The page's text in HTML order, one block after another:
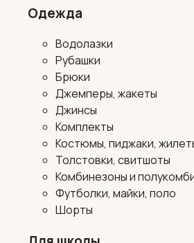
Одежда
Водолазки
Рубашки
Брюки
Джемперы, жакеты
Джинсы
Комплекты
Костюмы, пиджаки,
Толстовки, свитшоты
Комбинезоны и
Футболки, майки, поло
Шорты